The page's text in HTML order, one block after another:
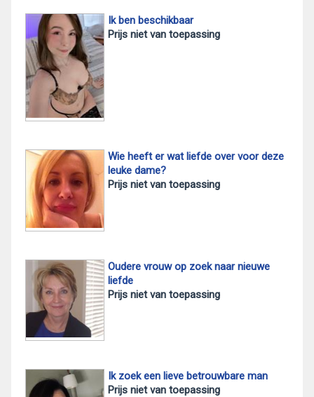
Ik ben beschikbaar
Prijs niet van toepassing
Wie heeft er wat liefde over voor deze
leuke dame?
Prijs niet van toepassing
Oudere vrouw op zoek naar nieuwe
liefde
Prijs niet van toepassing
Ik zoek een lieve betrouwbare man
Prijs niet van toepassing